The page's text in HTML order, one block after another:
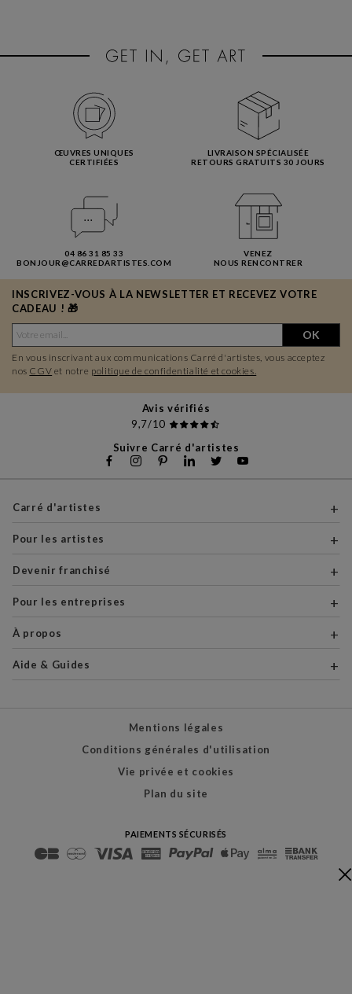
ŒUVRES UNIQUES
CERTIFIÉES
LIVRAISON SPÉCIALISÉE
RETOURS GRATUITS 30 JOURS
04 86 31 85 33
BONJOUR@CARREDARTISTES.COM
VENEZ
NOUS RENCONTRER
INSCRIVEZ-VOUS À LA NEWSLETTER ET RECEVEZ VOTRE
CADEAU ! 🎁
OK
En vous inscrivant aux communications Carré d'artistes, vous acceptez
nos CGV et notre politique de confidentialité et cookies.
Avis vérifiés
9,7/10
Suivre Carré d'artistes
Carré d'artistes
Pour les artistes
Devenir franchisé
Pour les entreprises
À propos
Aide & Guides
Mentions légales
Conditions générales d'utilisation
Vie privée et cookies
Plan du site
PAIEMENTS SÉCURISÉS